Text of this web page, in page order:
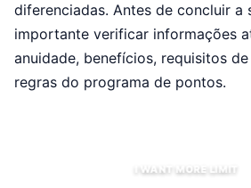
diferenciadas. Antes de concluir a
importante verificar informações
anuidade, benefícios, requisitos
regras do programa de pontos.
I WANT MORE LIMIT